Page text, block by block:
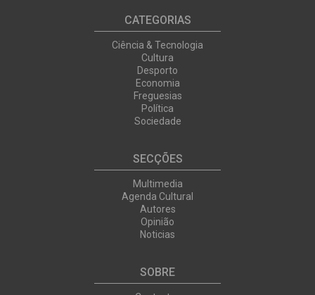
CATEGORIAS
Ciência & Tecnologia
Cultura
Desporto
Economia
Freguesias
Política
Sociedade
SECÇÕES
Multimedia
Agenda Cultural
Autores
Opinião
Noticias
SOBRE